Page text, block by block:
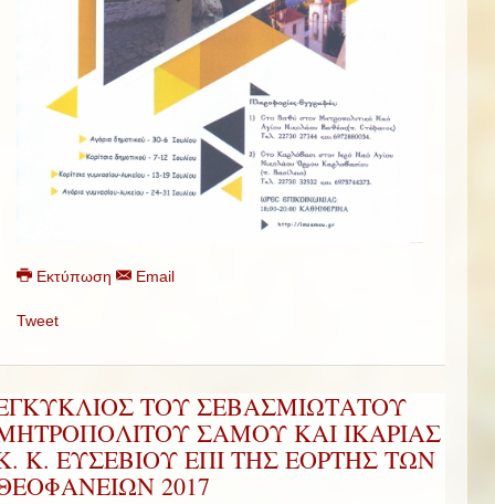
Εκτύπωση Email
Tweet
ΤΟΥ ΣΕΒΑΣΜΙΩΤΑΤΟΥ
ΣΑΜΟΥ ΚΑΙ ΙΚΑΡΙΑΣ
Κ. ΕΥΣΕΒΙΟΥ ΕΠΙ ΤΗΣ ΕΟΡΤΗΣ ΤΩΝ
2017